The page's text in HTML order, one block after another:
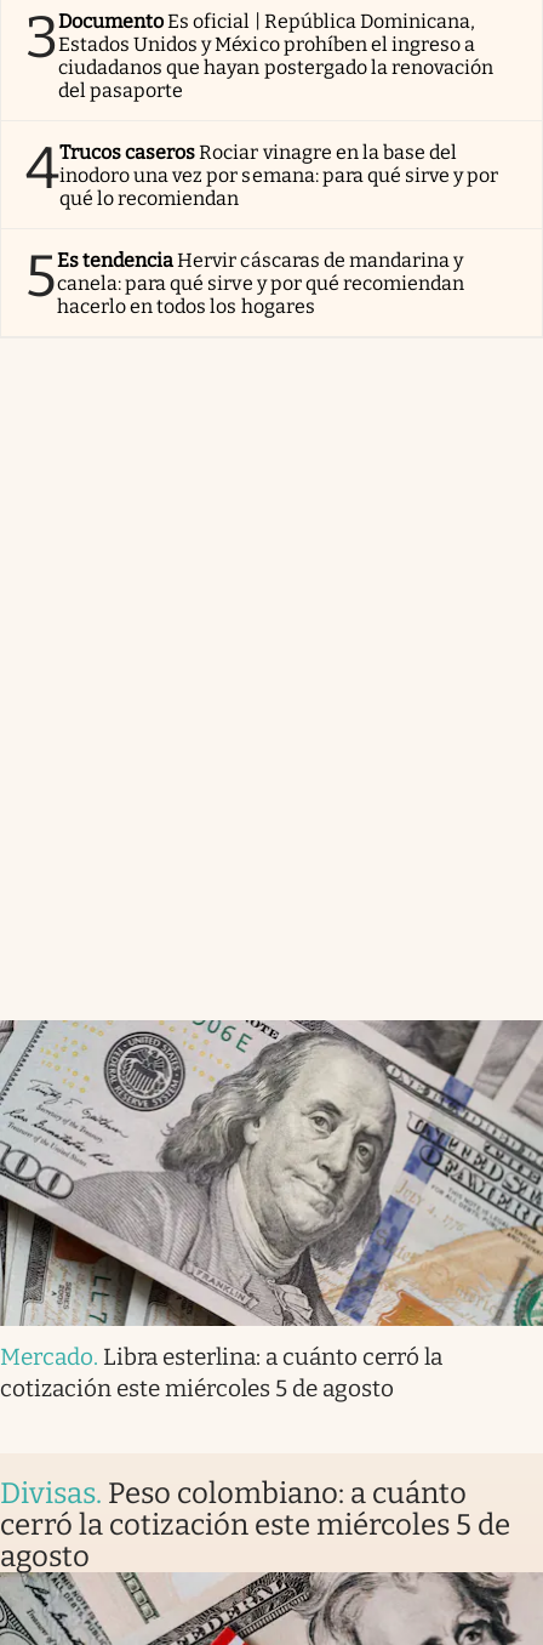
3DocumentoEs oficial | República Dominicana,
Estados Unidos y México prohíben el ingreso a
ciudadanos que hayan postergado la renovación
del pasaporte
4Trucos caserosRociar vinagre en la base del
inodoro una vez por semana: para qué sirve y por
qué lo recomiendan
5Es tendenciaHervir cáscaras de mandarina y
canela: para qué sirve y por qué recomiendan
hacerlo en todos los hogares
Mercado. Libra esterlina: a cuánto cerró la
cotización este miércoles 5 de agosto
Divisas. Peso colombiano: a cuánto
cerró la cotización este miércoles 5 de
agosto